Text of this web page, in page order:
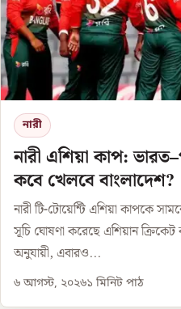
নারী
নারী এশিয়া কাপ:
কবে খেলবে বাংলাদেশ?
নারী টি-টোয়েন্টি এশিয়া কাপকে
সূচি ঘোষণা করেছে এশিয়ান
অনুযায়ী, এবারও...
৬ আগস্ট, ২০২৬১ মিনিট পাঠ